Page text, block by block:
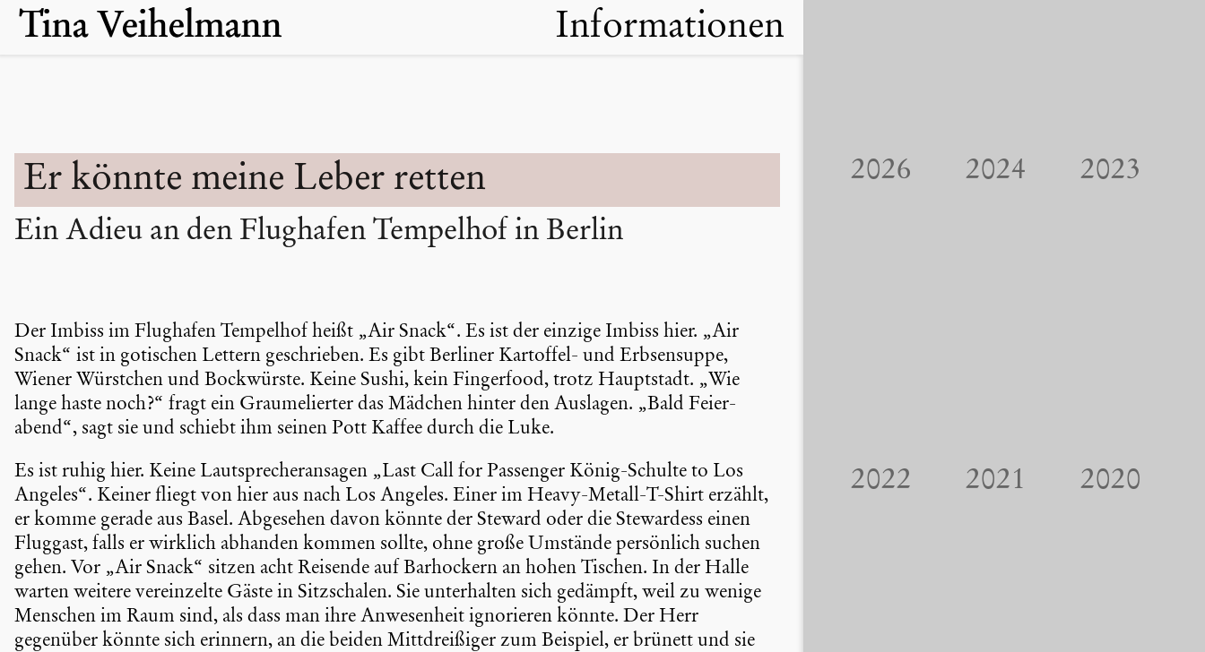
SkipTina Veihelmann Informationen
Er könnte meine Leber retten
Ein Adieu an den Flughafen Tempelhof in Berlin
Der Imbiss im Flughafen Tempelhof heißt „Air Snack“. Es ist der einzige Imbiss hier. „Air
Snack“ ist in gotischen Lettern geschrieben. Es gibt Berliner Kartoffel- und Erbsen­suppe,
Wiener Würstchen und Bockwürste. Keine Sushi, kein Finger­food, trotz Haupt­stadt. „Wie
lange haste noch?“ fragt ein Graume­lierter das Mädchen hinter den Auslagen. „Bald Feier­
abend“, sagt sie und schiebt ihm seinen Pott Kaffee durch die Luke.
Es ist ruhig hier. Keine Lautspre­cher­an­sagen „Last Call for Passenger König-Schulte to Los
Angeles“. Keiner fliegt von hier aus nach Los Angeles. Einer im Heavy-Metall-T-Shirt erzählt,
er komme gerade aus Basel. Abgesehen davon könnte der Steward oder die Stewar­dess einen
Fluggast, falls er wirklich abhanden kommen sollte, ohne große Umstände persön­lich suchen
gehen. Vor „Air Snack“ sitzen acht Reisende auf Barho­ckern an hohen Tischen. In der Halle
warten weitere verein­zelte Gäste in Sitzschalen. Sie unter­halten sich gedämpft, weil zu wenige
Menschen im Raum sind, als dass man ihre Anwesen­heit ignorieren könnte. Der Herr
gegenüber könnte sich erinnern, an die beiden Mittdrei­ßiger zum Beispiel, er brünett und sie
2026 2024 2023
2022 2021 2020